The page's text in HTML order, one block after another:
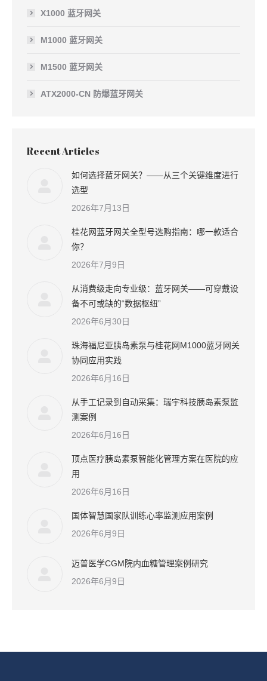
X1000 蓝牙网关
M1000 蓝牙网关
M1500 蓝牙网关
ATX2000-CN 防爆蓝牙网关
Recent Articles
如何选择蓝牙网关？——从三个关键维度进行
选型
2026年7月13日
桂花网蓝牙网关全型号选购指南：哪一款适合
你？
2026年7月9日
从消费级走向专业级：蓝牙网关——可穿戴设
备不可或缺的“数据枢纽”
2026年6月30日
珠海福尼亚胰岛素泵与桂花网M1000蓝牙网关
协同应用实践
2026年6月16日
从手工记录到自动采集：瑞宇科技胰岛素泵监
测案例
2026年6月16日
顶点医疗胰岛素泵智能化管理方案在医院的应
用
2026年6月16日
国体智慧国家队训练心率监测应用案例
2026年6月9日
迈普医学CGM院内血糖管理案例研究
2026年6月9日